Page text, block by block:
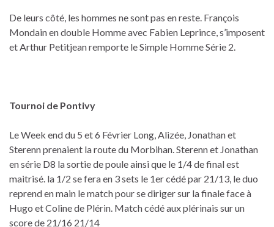
De leurs côté, les hommes ne sont pas en reste. François
Mondain en double Homme avec Fabien Leprince, s’imposent
et Arthur Petitjean remporte le Simple Homme Série 2.
Tournoi de Pontivy
Le Week end du 5 et 6 Février Long, Alizée, Jonathan et
Sterenn prenaient la route du Morbihan. Sterenn et Jonathan
en série D8 la sortie de poule ainsi que le 1/4 de final est
maitrisé. la 1/2 se fera en 3 sets le 1er cédé par 21/13, le duo
reprend en main le match pour se diriger sur la finale face à
Hugo et Coline de Plérin. Match cédé aux plérinais sur un
score de 21/16 21/14